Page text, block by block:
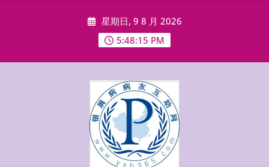
星期日, 9 8 月 2026
5:48:15 PM